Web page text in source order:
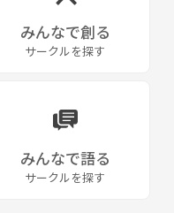
みんなで創る
サークルを探す
みんなで語る
サークルを探す